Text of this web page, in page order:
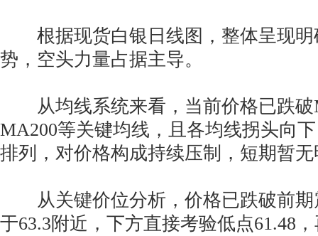
根据现货白银日线图，整体呈现明
势，空头力量占据主导。
从均线系统来看，当前价格已跌破
MA200等关键均线，且各均线拐头向
排列，对价格构成持续压制，短期暂
从关键价位分析，价格已跌破前期
于63.3附近，下方直接考验低点61.48